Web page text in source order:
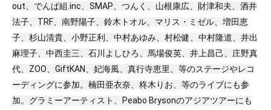
out、でんぱ組.inc、SMAP、つんく、山根康広、財津和夫、酒井
法子、TRF、南野陽子、鈴木トオル、マリス・ミゼル、増田恵
子、杉山清貴、小野正利、中村あゆみ、村松健、中村隆道、井出
麻理子、中西圭三、石川よしひろ、馬場俊英、井上昌己、庄野真
代、ZOO、GiftKAN、妃海風、真行寺恵里、等のステージやレコ
ーディングに参加。楠田亜衣奈、柊木りお、等のライブにも参
加。グラミーアーティスト、Peabo Brysonのアジアツアーにも